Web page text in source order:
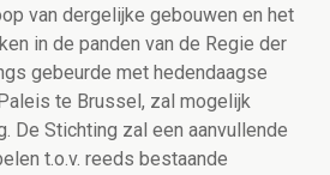
van dergelijke gebouwen en het
in de panden van de Regie der
gebeurde met hedendaagse
te Brussel, zal mogelijk
De Stichting zal een aanvullende
t.o.v. reeds bestaande